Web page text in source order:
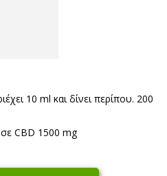
10 ml και δίνει περίπου. 200
σε CBD 1500 mg